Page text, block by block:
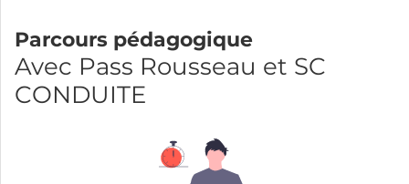
Parcours pédagogique
Avec Pass Rousseau et SC
CONDUITE